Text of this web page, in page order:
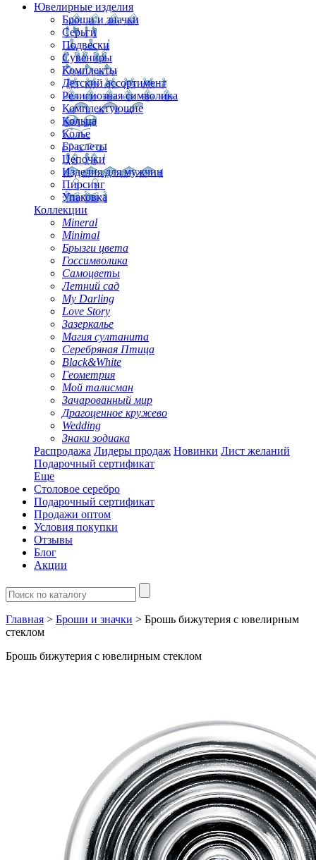
Ювелирные изделия
Броши и значки
Серьги
Подвески
Сувениры
Комплекты
Детский ассортимент
Религиозная символика
Комплектующие
Кольца
Колье
Браслеты
Цепочки
Изделия для мужчин
Пирсинг
Упаковка
Коллекции
Mineral
Minimal
Брызги цвета
Госсимволика
Самоцветы
Летний сад
My Darling
Love Story
Зазеркалье
Магия султанита
Серебряная Птица
Black&White
Геометрия
Мой талисман
Зачарованный мир
Драгоценное кружево
Wedding
Знаки зодиака
Распродажа Лидеры продаж Новинки Лист желаний
Подарочный сертификат
Еще
Столовое серебро
Подарочный сертификат
Продажи оптом
Условия покупки
Отзывы
Блог
Акции
Главная > Броши и значки > Брошь бижутерия с ювелирным
стеклом
Брошь бижутерия с ювелирным стеклом